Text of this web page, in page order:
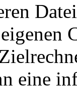
eine